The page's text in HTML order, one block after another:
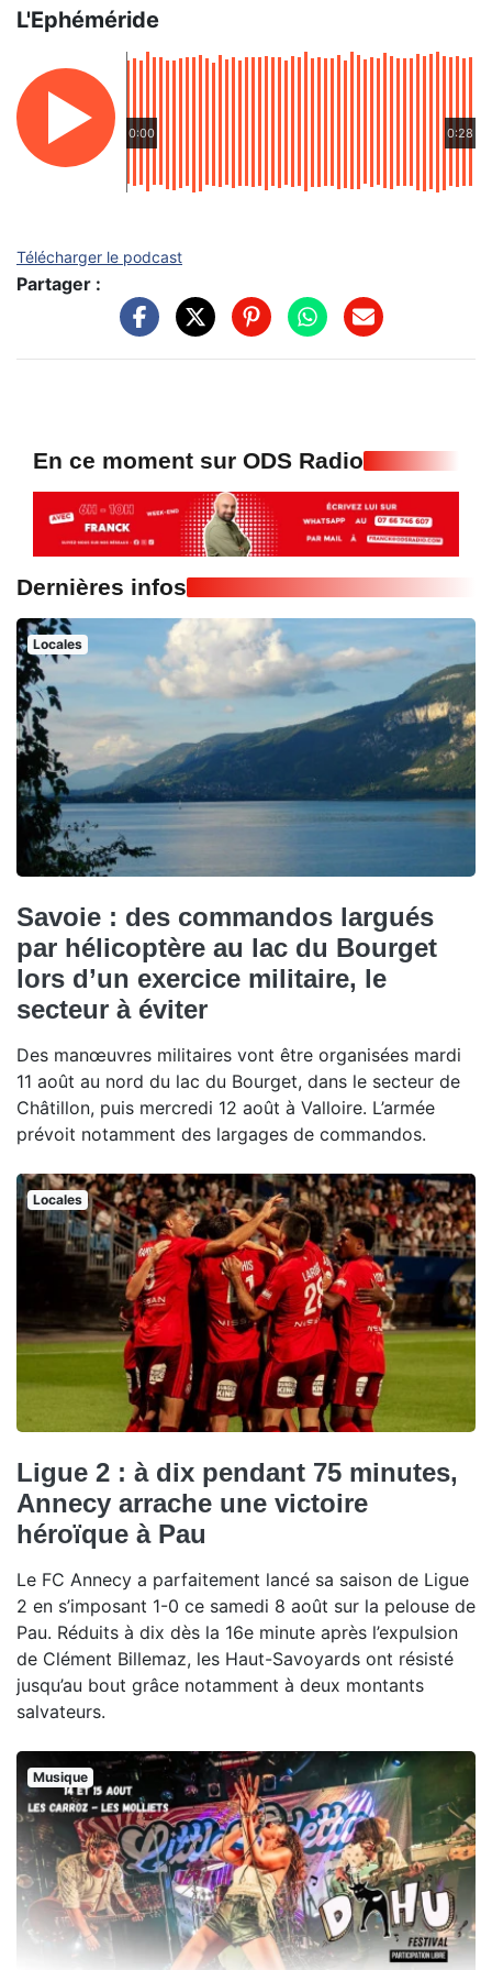
L'Ephéméride
0:00 0:28
Télécharger le podcast
Partager :
En ce moment sur ODS Radio
Dernières infos
Locales
Savoie : des commandos largués
par hélicoptère au lac du Bourget
lors d’un exercice militaire, le
secteur à éviter
Des manœuvres militaires vont être organisées mardi
11 août au nord du lac du Bourget, dans le secteur de
Châtillon, puis mercredi 12 août à Valloire. L’armée
prévoit notamment des largages de commandos.
Locales
Ligue 2 : à dix pendant 75 minutes,
Annecy arrache une victoire
héroïque à Pau
Le FC Annecy a parfaitement lancé sa saison de Ligue
2 en s’imposant 1-0 ce samedi 8 août sur la pelouse de
Pau. Réduits à dix dès la 16e minute après l’expulsion
de Clément Billemaz, les Haut-Savoyards ont résisté
jusqu’au bout grâce notamment à deux montants
salvateurs.
Musique